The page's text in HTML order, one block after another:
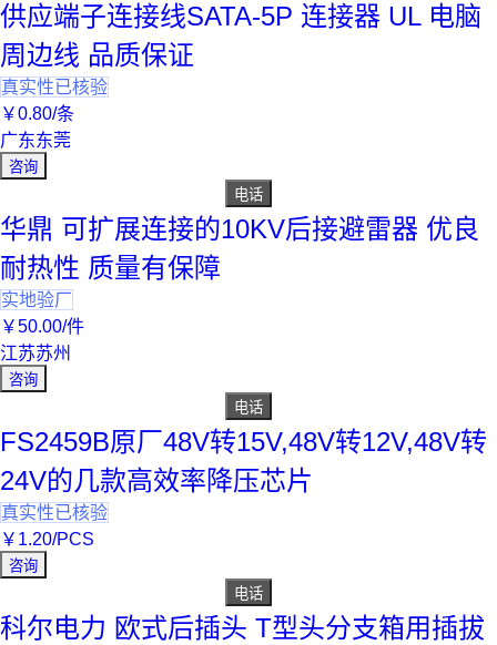
供应端子连接线SATA-5P 连接器 UL 电脑
周边线 品质保证
真实性已核验
￥0.80/条
广东东莞
咨询
电话
华鼎 可扩展连接的10KV后接避雷器 优良
耐热性 质量有保障
实地验厂
￥50.00/件
江苏苏州
咨询
电话
FS2459B原厂48V转15V,48V转12V,48V转
24V的几款高效率降压芯片
真实性已核验
￥ 1.20/PCS
咨询
电话
科尔电力 欧式后插头 T型头分支箱用插拔